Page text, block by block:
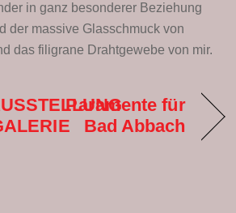
in ganz besonderer Beziehung
der massive Glasschmuck von
das filigrane Drahtgewebe von mir.
Paramente für
Bad Abbach